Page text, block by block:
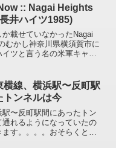
:: Nagai Heights
井ハイツ1985)
載せていなかったNagai
むかし神奈川県横須賀市に
ツと言う名の米軍キャン
を使っ...
横線、横浜駅〜反町駅
トンネルは今
〜反町駅間にあったトン
通れるようになっていたの
す。。。。おそらくとっ